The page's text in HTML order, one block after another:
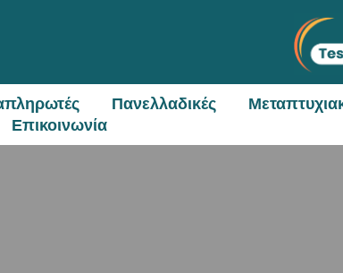
Πανελλαδικές
Επικοινωνία